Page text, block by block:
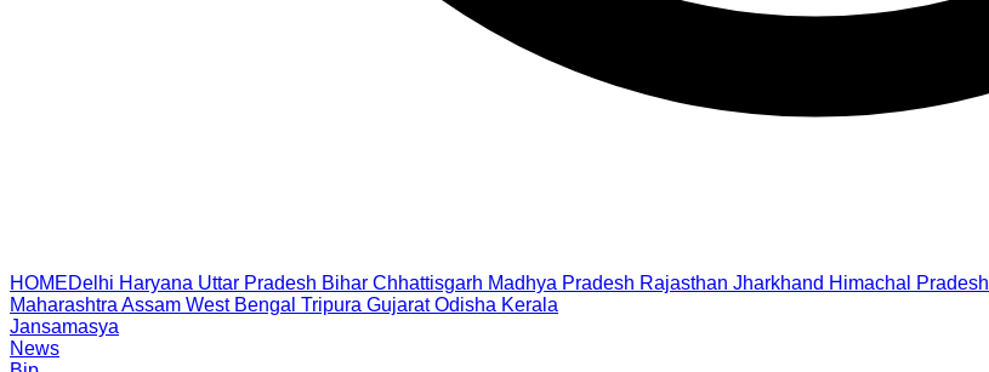
HOMEDelhi Haryana Uttar Pradesh Bihar Chhattisgarh Madhya Pradesh Rajasthan Jharkhand Himachal Pradesh
Maharashtra Assam West Bengal Tripura Gujarat Odisha Kerala
Jansamasya
News